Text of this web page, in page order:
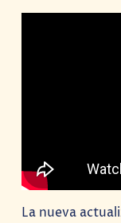
La nueva